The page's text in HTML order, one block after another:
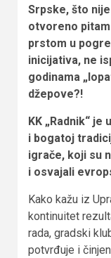
Srpske, što
otvoreno
prstom u
inicijativa, ne
godinama
džepove?!
KK „Radnik“
i bogatoj
igrače, koji su
i osvajali
Kako kažu iz
kontinuitet
rada, gradski
potvrđuje i